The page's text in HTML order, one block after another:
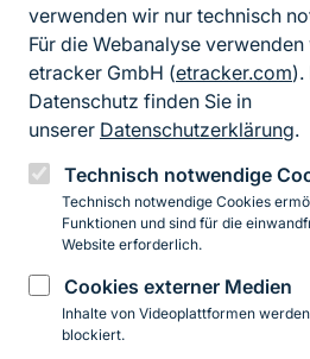
verwenden wir nur technisch
Für die Webanalyse
etracker GmbH (etracker.com).
Datenschutz finden Sie in
unserer Datenschutzerklärung.
Technisch notwendige
Technisch notwendige Cookies
Funktionen und sind für die
Website erforderlich.
Cookies externer Medien
Inhalte von Videoplattformen
blockiert.
FußzeileKontakt zum
Erklärung zur
InstagramFacebookYouTube